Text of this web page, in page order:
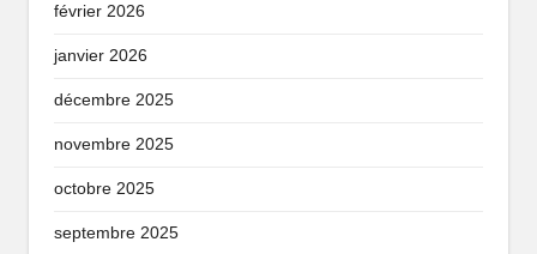
février 2026
janvier 2026
décembre 2025
novembre 2025
octobre 2025
septembre 2025